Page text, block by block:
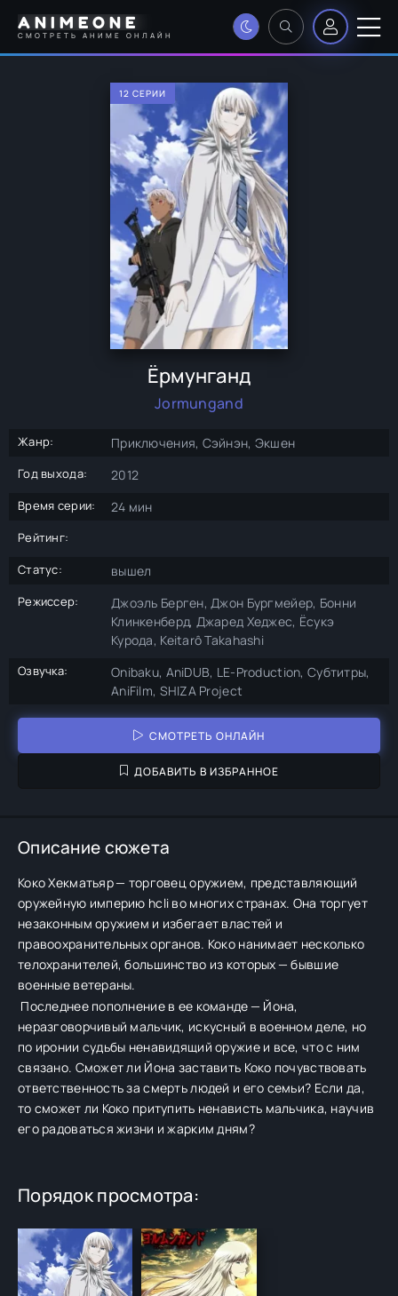
ANIMEONE
СМОТРЕТЬ АНИМЕ ОНЛАЙН
12 СЕРИИ
Ёрмунганд
Jormungand
Жанр: Приключения, Сэйнэн, Экшен
Год выхода: 2012
Время серии: 24 мин
Рейтинг:
Статус:
вышел
Режиссер:
Джоэль Берген, Джон Бургмейер, Бонни
Клинкенберд, Джаред Хеджес, Ёсукэ
Курода, Keitarô Takahashi
Озвучка:
Onibaku, AniDUB, LE-Production, Субтитры,
AniFilm, SHIZA Project
СМОТРЕТЬ ОНЛАЙН
ДОБАВИТЬ В ИЗБРАННОЕ
Описание сюжета
Коко Хекматьяр — торговец оружием, представляющий
оружейную империю hcli во многих странах. Она торгует
незаконным оружием и избегает властей и
правоохранительных органов. Коко нанимает несколько
телохранителей, большинство из которых — бывшие
военные ветераны.
Последнее пополнение в ее команде — Йона,
неразговорчивый мальчик, искусный в военном деле, но
по иронии судьбы ненавидящий оружие и все, что с ним
связано. Сможет ли Йона заставить Коко почувствовать
ответственность за смерть людей и его семьи? Если да,
то сможет ли Коко притупить ненависть мальчика, научив
его радоваться жизни и жарким дням?
Порядок просмотра: